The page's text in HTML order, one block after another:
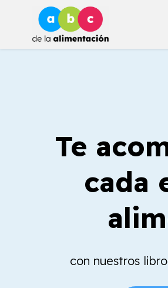
contenido
Te
cada
con nuestros